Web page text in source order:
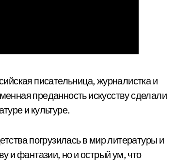
писательница, журналистка и
преданность искусству сделали
и культуре.
погрузилась в мир литературы и
и фантазии, но и острый ум, что